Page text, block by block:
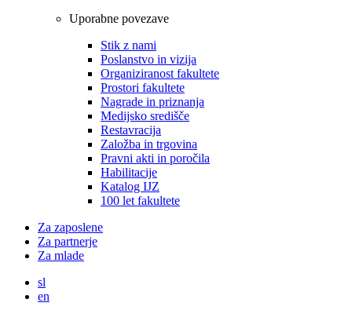
Uporabne povezave
Stik z nami
Poslanstvo in vizija
Organiziranost fakultete
Prostori fakultete
Nagrade in priznanja
Medijsko središče
Restavracija
Založba in trgovina
Pravni akti in poročila
Habilitacije
Katalog IJZ
100 let fakultete
Za zaposlene
Za partnerje
Za mlade
sl
en